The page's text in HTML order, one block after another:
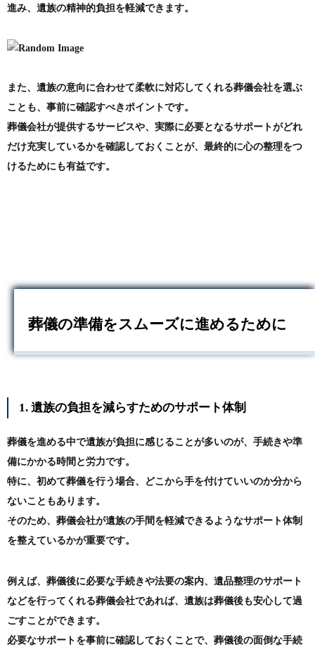
進み、遺族の精神的負担を軽減できます。
また、遺族の意向に合わせて柔軟に対応してくれる葬儀会社を選ぶ
ことも、事前に確認すべきポイントです。
葬儀会社が提供するサービスや、実際に必要となるサポートがどれ
だけ充実しているかを確認しておくことが、最終的に心の整理をつ
けるためにも有益です。
葬儀の準備をスムーズに進めるために
1. 遺族の負担を減らすためのサポート体制
葬儀を進める中で遺族が負担に感じることが多いのが、手続きや準
備にかかる時間と労力です。
特に、初めて葬儀を行う場合、どこから手を付けていいのか分から
ないこともあります。
そのため、葬儀会社が遺族の手間を軽減できるようなサポート体制
を整えているかが重要です。
例えば、葬儀後に必要な手続きや法要の案内、遺品整理のサポート
などを行ってくれる葬儀会社であれば、遺族は葬儀後も安心して過
ごすことができます。
必要なサポートを事前に確認しておくことで、葬儀後の面倒な手続